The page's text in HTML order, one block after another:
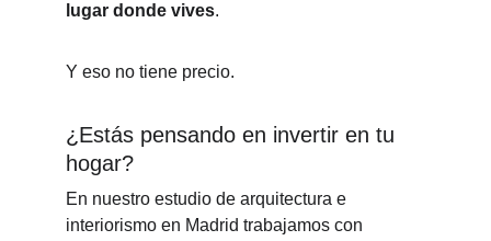
lugar donde vives.
Y eso no tiene precio.
¿Estás pensando en invertir en tu
hogar?
En nuestro estudio de arquitectura e
interiorismo en Madrid trabajamos con